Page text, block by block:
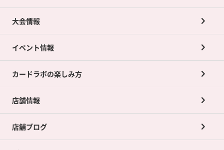
大会情報
イベント情報
カードラボの楽しみ方
店舗情報
店舗ブログ